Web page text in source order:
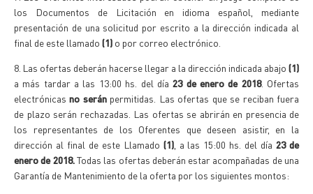
los Documentos de Licitación en idioma español, mediante
presentación de una solicitud por escrito a la dirección indicada al
final de este llamado (1) o por correo electrónico.
8. Las ofertas deberán hacerse llegar a la dirección indicada abajo (1)
a más tardar a las 13:00 hs. del día23 de enero de 2018. Ofertas
electrónicasno seránpermitidas. Las ofertas que se reciban fuera
de plazo serán rechazadas. Las ofertas se abrirán en presencia de
los representantes de los Oferentes que deseen asistir, en la
dirección al final de este Llamado (1), a las 15:00 hs. del día23 de
enero de 2018. Todas las ofertas deberán estar acompañadas de una
Garantía de Mantenimiento de la oferta por los siguientes montos: